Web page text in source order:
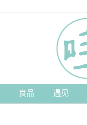
良品 遇见